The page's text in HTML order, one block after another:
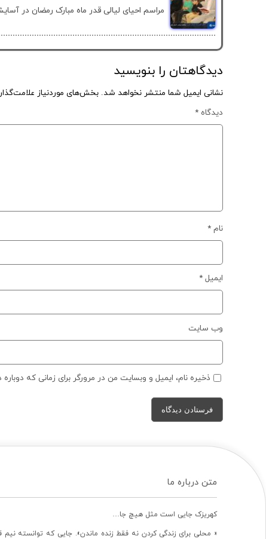
مراسم احیای لیالی قدر ماه مبارک رمضان در
دیدگاهتان را بنویسید
نشانی ایمیل شما منتشر نخواهد شد. بخش‌های موردنیاز
دیدگاه *
نام *
ایمیل *
وب‌ سایت
ذخیره نام، ایمیل و وبسایت من در مرورگر برای زمانی که
متن درباره ما
کهریزک جایی است مثل هیچ جا…
« محلی برای زندگی کردن نه فقط زنده ماندن». جایی که توانسته